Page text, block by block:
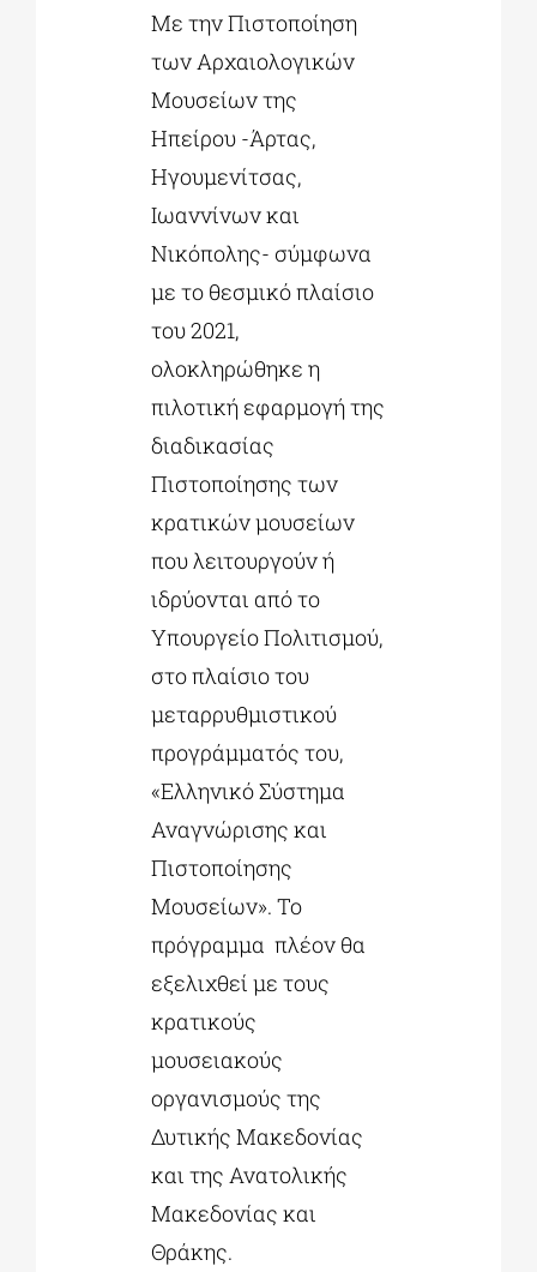
ΕΚΠΑΙΔΕΥΤΙΚΑ ΙΔΡΥΜΑΤΑ
ΠΟΛΙΤΙΣΤΙΚΟΙ ΦΟΡΕΙΣ
Με την Πιστοποίηση
των Αρχαιολογικών
Μουσείων της
Ηπείρου -Άρτας,
Ηγουμενίτσας,
Ιωαννίνων και
Νικόπολης- σύμφωνα
με το θεσμικό πλαίσιο
του 2021,
ολοκληρώθηκε η
πιλοτική εφαρμογή της
διαδικασίας
Πιστοποίησης των
κρατικών μουσείων
που λειτουργούν ή
ιδρύονται από το
Υπουργείο Πολιτισμού,
στο πλαίσιο του
μεταρρυθμιστικού
προγράμματός του,
«Ελληνικό Σύστημα
Αναγνώρισης και
Πιστοποίησης
Μουσείων». Το
πρόγραμμα πλέον θα
εξελιχθεί με τους
κρατικούς
μουσειακούς
οργανισμούς της
Δυτικής Μακεδονίας
και της Ανατολικής
Μακεδονίας και
Θράκης.